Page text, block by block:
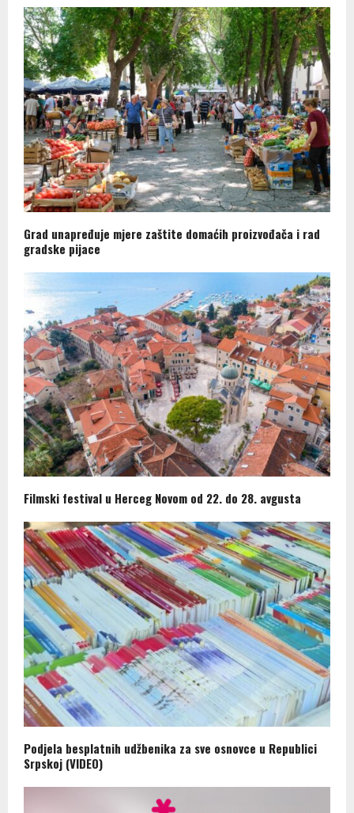
Grad unapređuje mjere zaštite domaćih proizvođača i rad
gradske pijace
Filmski festival u Herceg Novom od 22. do 28. avgusta
Podjela besplatnih udžbenika za sve osnovce u Republici
Srpskoj (VIDEO)